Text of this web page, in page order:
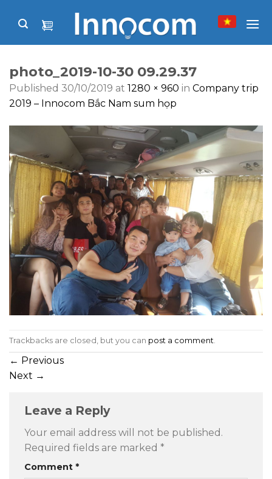
photo_2019-10-30 09.29.37
Published 30/10/2019 at 1280 × 960 in Company trip
2019 – Innocom Bắc Nam sum họp
Trackbacks are closed, but you can post a comment
← Previous
Next →
Leave a Reply
Your email address will not be published.
Required fields are marked *
Comment *